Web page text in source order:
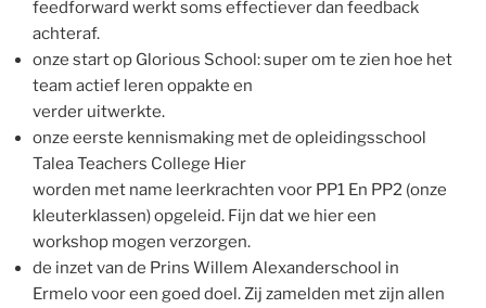
feedforward werkt soms effectiever dan feedback
achteraf.
onze start op Glorious School: super om te zien hoe het
team actief leren oppakte en
verder uitwerkte.
onze eerste kennismaking met de opleidingsschool
Talea Teachers College Hier
worden met name leerkrachten voor PP1 En PP2 (onze
kleuterklassen) opgeleid. Fijn dat we hier een
workshop mogen verzorgen.
de inzet van de Prins Willem Alexanderschool in
Ermelo voor een goed doel. Zij zamelden met zijn allen